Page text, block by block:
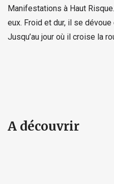
Manifestations à Haut
eux. Froid et dur, il se
Jusqu’au jour où il croise la
A découvrir